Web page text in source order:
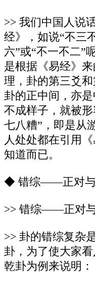
>> 我们中国人说
经》，如说“不三
六”或“不一不二”
是根据《易经》
理，卦的第三爻
卦的正中间，亦
不成样子，就被
七八糟”，即是从
人处处都在引用
知道而已。
◆ 错综——正对与
>> 错综——正对
>> 卦的错综复杂
卦，为了使大家
乾卦为例来说明：